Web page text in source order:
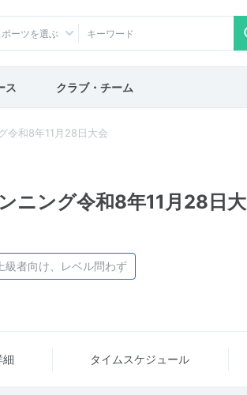
ポーツを選ぶ
ス クラブ・チーム
令和8年11月28日大会
ニング令和8年11月28日大
級者向け、レベル問わず
細 タイム スケジュール